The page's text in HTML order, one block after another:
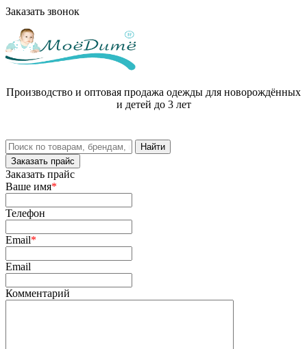
Заказать звонок
Производство и оптовая продажа одежды для новорождённых
и детей до 3 лет
Заказать прайс
Заказать прайс
Ваше имя*
Телефон
Email*
Email
Комментарий